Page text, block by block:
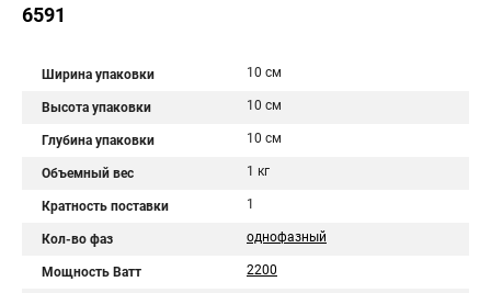
6591
Ширина упаковки 10 см
Высота упаковки 10 см
Глубина упаковки 10 см
Объемный вес 1 кг
Кратность поставки 1
Кол-во фаз однофазный
Мощность Ватт 2200